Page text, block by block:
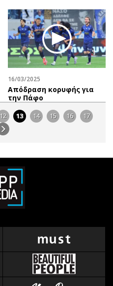
16/03/2025
Απόδραση κορυφής για
την Πάφο
12 13 14 15 16 17